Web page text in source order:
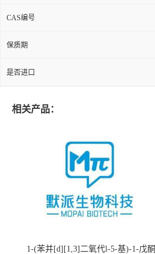
CAS编号
保质期
是否进口
相关产品：
1-(苯并[d][1,3]二氧代l-5-基)-1-戊酮